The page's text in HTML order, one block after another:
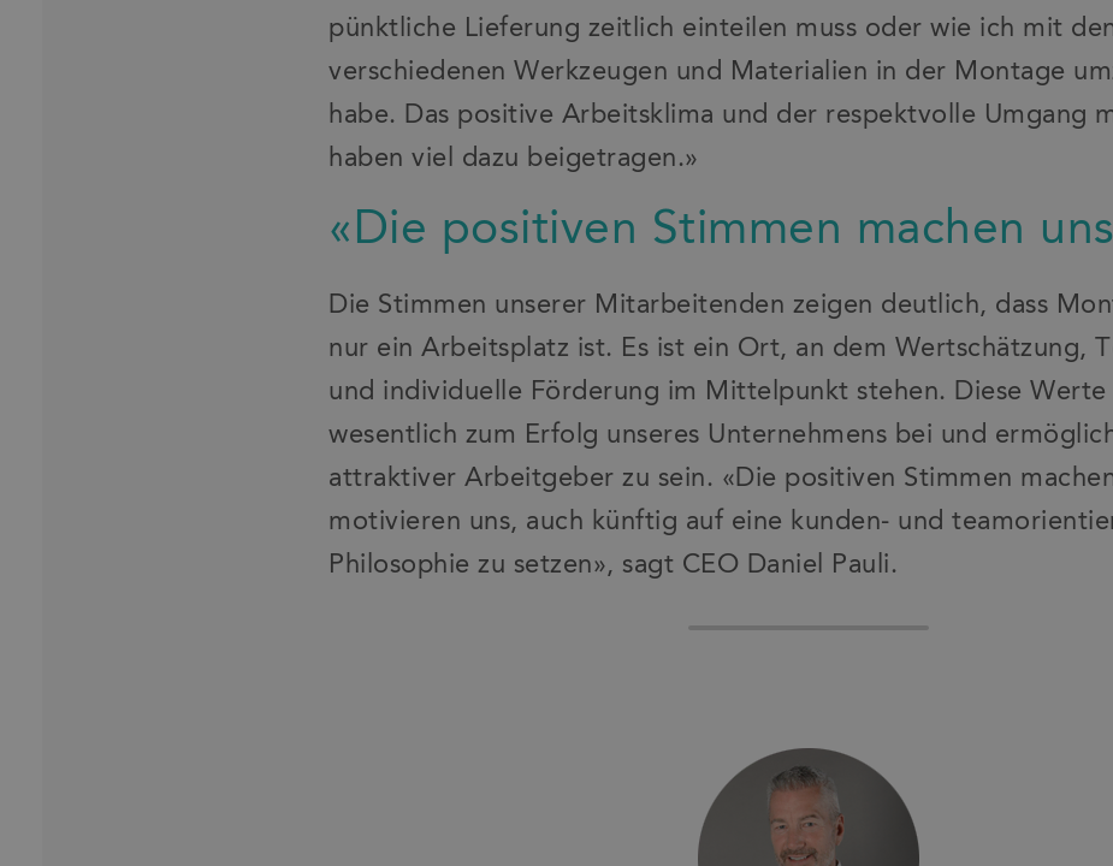
pünktliche Lieferung zeitlich einteilen muss oder wie ich mit
verschiedenen Werkzeugen und Materialien in der Montage
habe. Das positive Arbeitsklima und der respektvolle Umgang
haben viel dazu beigetragen.»
«Die positiven Stimmen machen
Die Stimmen unserer Mitarbeitenden zeigen deutlich, dass
nur ein Arbeitsplatz ist. Es ist ein Ort, an dem Wertschätzung,
und individuelle Förderung im Mittelpunkt stehen. Diese Werte
wesentlich zum Erfolg unseres Unternehmens bei und
attraktiver Arbeitgeber zu sein. «Die positiven Stimmen
motivieren uns, auch künftig auf eine kunden- und
Philosophie zu setzen», sagt CEO Daniel Pauli.